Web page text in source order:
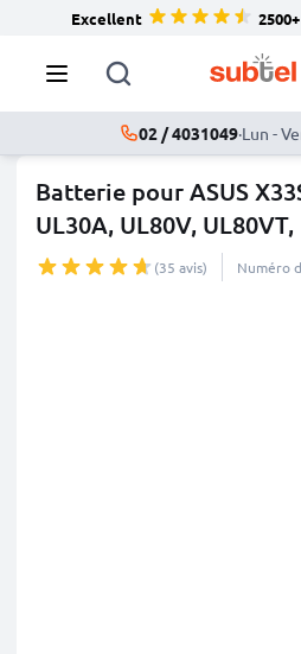
Excellent 2500+
02 / 4031049·Lun -
Batterie pour ASUS
UL30A, UL80V, UL80VT,
(35 avis) Numéro